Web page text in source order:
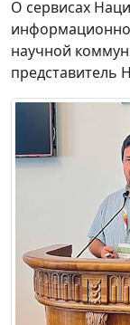
О сервисах
научной
представитель